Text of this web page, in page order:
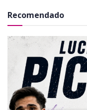
Recomendado